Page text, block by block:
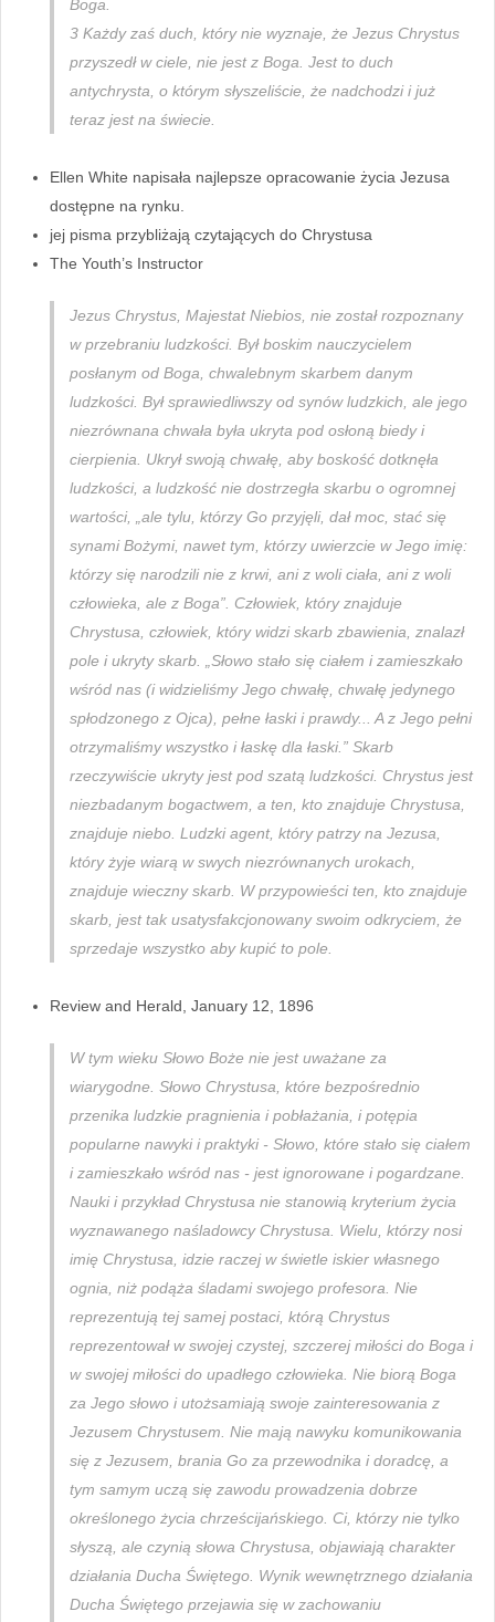
Boga.
3 Każdy zaś duch, który nie wyznaje, że Jezus Chrystus
przyszedł w ciele, nie jest z Boga. Jest to duch
antychrysta, o którym słyszeliście, że nadchodzi i już
teraz jest na świecie.
Ellen White napisała najlepsze opracowanie życia Jezusa
dostępne na rynku.
jej pisma przybliżają czytających do Chrystusa
The Youth’s Instructor
Jezus Chrystus, Majestat Niebios, nie został rozpoznany
w przebraniu ludzkości. Był boskim nauczycielem
posłanym od Boga, chwalebnym skarbem danym
ludzkości. Był sprawiedliwszy od synów ludzkich, ale jego
niezrównana chwała była ukryta pod osłoną biedy i
cierpienia. Ukrył swoją chwałę, aby boskość dotknęła
ludzkości, a ludzkość nie dostrzegła skarbu o ogromnej
wartości, „ale tylu, którzy Go przyjęli, dał moc, stać się
synami Bożymi, nawet tym, którzy uwierzcie w Jego imię:
którzy się narodzili nie z krwi, ani z woli ciała, ani z woli
człowieka, ale z Boga”. Człowiek, który znajduje
Chrystusa, człowiek, który widzi skarb zbawienia, znalazł
pole i ukryty skarb. „Słowo stało się ciałem i zamieszkało
wśród nas (i widzieliśmy Jego chwałę, chwałę jedynego
spłodzonego z Ojca), pełne łaski i prawdy... A z Jego pełni
otrzymaliśmy wszystko i łaskę dla łaski.” Skarb
rzeczywiście ukryty jest pod szatą ludzkości. Chrystus jest
niezbadanym bogactwem, a ten, kto znajduje Chrystusa,
znajduje niebo. Ludzki agent, który patrzy na Jezusa,
który żyje wiarą w swych niezrównanych urokach,
znajduje wieczny skarb. W przypowieści ten, kto znajduje
skarb, jest tak usatysfakcjonowany swoim odkryciem, że
sprzedaje wszystko aby kupić to pole.
Review and Herald, January 12, 1896
W tym wieku Słowo Boże nie jest uważane za
wiarygodne. Słowo Chrystusa, które bezpośrednio
przenika ludzkie pragnienia i pobłażania, i potępia
popularne nawyki i praktyki - Słowo, które stało się ciałem
i zamieszkało wśród nas - jest ignorowane i pogardzane.
Nauki i przykład Chrystusa nie stanowią kryterium życia
wyznawanego naśladowcy Chrystusa. Wielu, którzy nosi
imię Chrystusa, idzie raczej w świetle iskier własnego
ognia, niż podąża śladami swojego profesora. Nie
reprezentują tej samej postaci, którą Chrystus
reprezentował w swojej czystej, szczerej miłości do Boga i
w swojej miłości do upadłego człowieka. Nie biorą Boga
za Jego słowo i utożsamiają swoje zainteresowania z
Jezusem Chrystusem. Nie mają nawyku komunikowania
się z Jezusem, brania Go za przewodnika i doradcę, a
tym samym uczą się zawodu prowadzenia dobrze
określonego życia chrześcijańskiego. Ci, którzy nie tylko
słyszą, ale czynią słowa Chrystusa, objawiają charakter
działania Ducha Świętego. Wynik wewnętrznego działania
Ducha Świętego przejawia się w zachowaniu